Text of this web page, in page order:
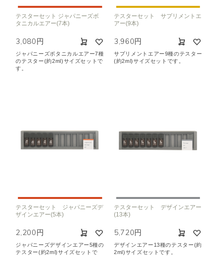
テスターセット ジャパニーズボ
タニカルエアー(7本)
3,080円
ジャパニーズボタニカルエアー7種
のテスター(約2ml)サイズセットで
す。
テスターセット サプリメントエ
アー(9本)
3,960円
サプリメントエアー9種のテスター
(約2ml)サイズセットです。
テスターセット ジャパニーズデ
ザインエアー(5本)
2,200円
ジャパニーズデザインエアー5種の
テスター(約2ml)サイズセットで
テスターセット デザインエアー
(13本)
5,720円
デザインエアー13種のテスター(約
2ml)サイズセットです。